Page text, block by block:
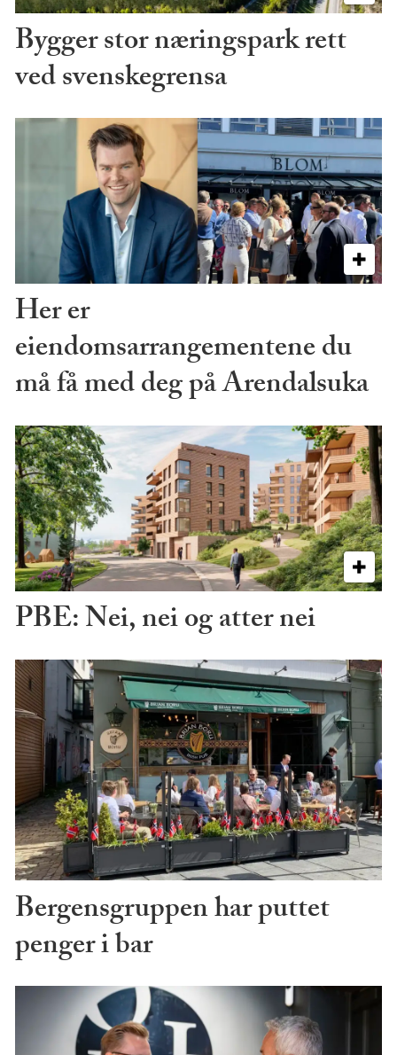
Bygger stor næringspark rett
ved svenskegrensa
Her er
eiendomsarrangementene du
må få med deg på Arendalsuka
PBE: Nei, nei og atter nei
Bergensgruppen har puttet
penger i bar